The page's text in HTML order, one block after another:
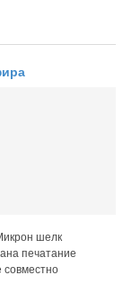
шелк
печатание
совместно